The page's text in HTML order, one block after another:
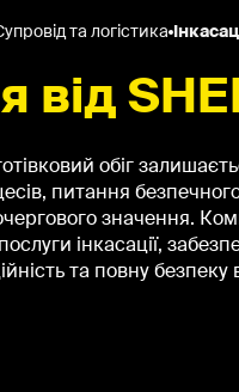
та логістика
від
обіг
питання
значення.
інкасації,
та повну